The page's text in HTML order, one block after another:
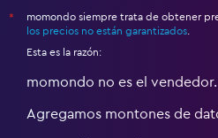
*
momondo siempre trata de obtener
los precios no están garantizados.
Esta es la razón:
momondo no es el vendedor.
Agregamos montones de